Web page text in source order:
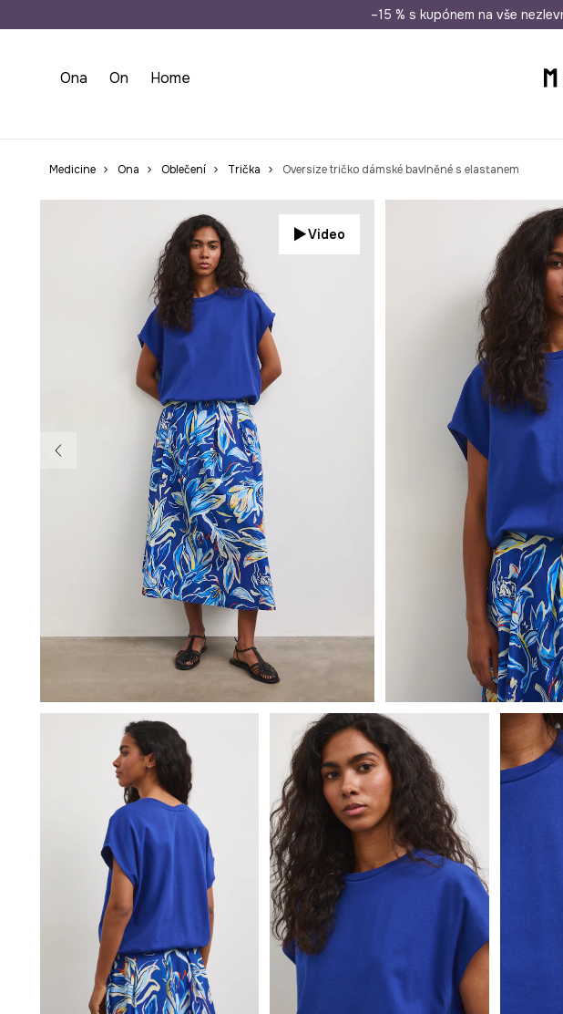
Doprava zdarma při nákupu nad 1 200 Kč
–15 % s kupónem na vše
Ona On Home
Medicine Ona Oblečení Trička Oversize tričko dámské bavlněné s elastanem
Video